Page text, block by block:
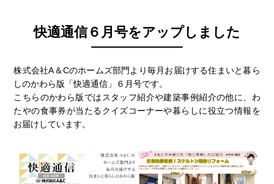
快適通信６月号をアップしました
株式会社A＆Cのホームズ部門より毎月お届けする住まいと暮ら
しのかわら版「快適通信」６月号です。
こちらのかわら版ではスタッフ紹介や建築事例紹介の他に、わ
たやの食事券が当たるクイズコーナーや暮らしに役立つ情報を
お届けしています。